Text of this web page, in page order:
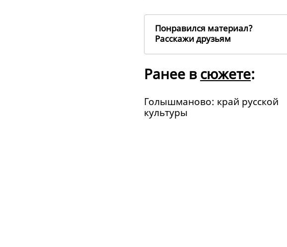
Понравился материал?
Расскажи друзьям
Ранее всюжете:
Голышманово: край русской
культуры